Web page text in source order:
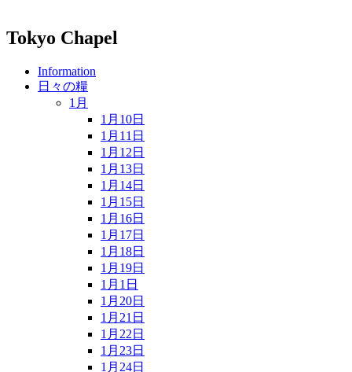
Tokyo Chapel
Information
日々の糧
1月
1月10日
1月11日
1月12日
1月13日
1月14日
1月15日
1月16日
1月17日
1月18日
1月19日
1月1日
1月20日
1月21日
1月22日
1月23日
1月24日